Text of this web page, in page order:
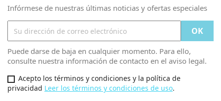
Infórmese de nuestras últimas noticias y ofertas especiales
Puede darse de baja en cualquier momento. Para ello,
consulte nuestra información de contacto en el aviso legal.
Acepto los términos y condiciones y la política de
privacidad Leer los términos y condiciones de uso.